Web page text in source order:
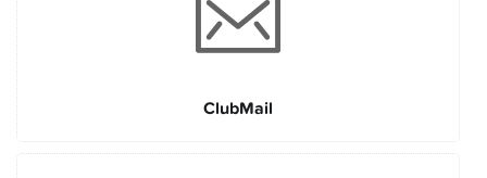
ClubMail